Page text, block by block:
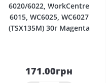
6020/6022, WorkCentre
6015, WC6025, WC6027
(TSX135M) 30г Magenta
171.00грн